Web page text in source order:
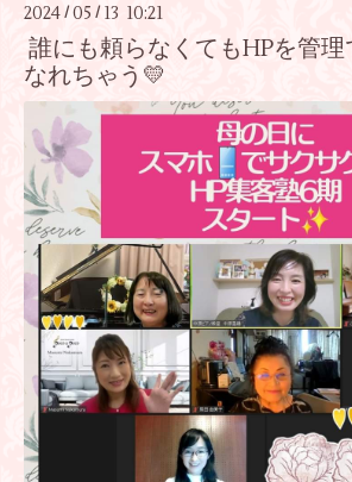
2024 /05 / 13 10:21
誰にも頼らなくてもHPを管
なれちゃう💛